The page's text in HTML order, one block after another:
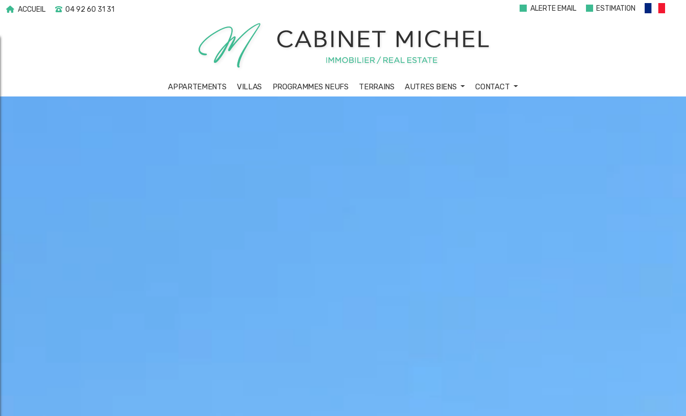
ACCUEIL 04 92 60 31 31 ALERTE EMAIL ESTIMATION
APPARTEMENTS VILLAS PROGRAMMES NEUFS TERRAINS AUTRES BIENS CONTACT